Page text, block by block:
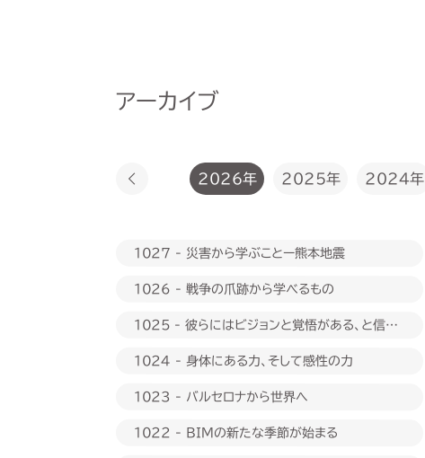
アーカイブ
2026年 2025年 2024年
1027 - 災害から学ぶことー熊本地震
1026 - 戦争の爪跡から学べるもの
1025 - 彼らにはビジョンと覚悟がある、と信じ
1024 - 身体にある力、そして感性の力
1023 - バルセロナから世界へ
1022 - BIMの新たな季節が始まる